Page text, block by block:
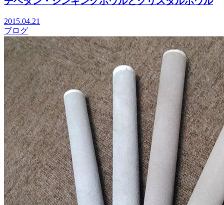
2015.04.21
ブログ